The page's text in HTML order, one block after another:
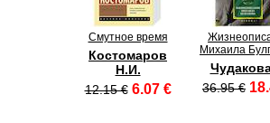
Смутное время
Костомаров
Н.И.
12.15 € 6.07 €
Михаила
36.95 €